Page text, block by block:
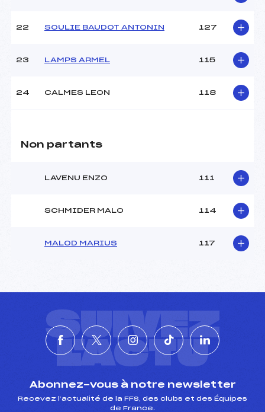
22 SOULIE BAUDOT ANTONIN 127
23 LAMPS ARMEL 115
24 CALMES LEON 118
Non partants
LAVENU ENZO 111
SCHMIDER MALO 114
MALOD MARIUS 117
SUIVEZ
L'ACTU
Abonnez-vous à notre newsletter
Recevez l’actualité de la FFS, des clubs et des Équipes
de France.